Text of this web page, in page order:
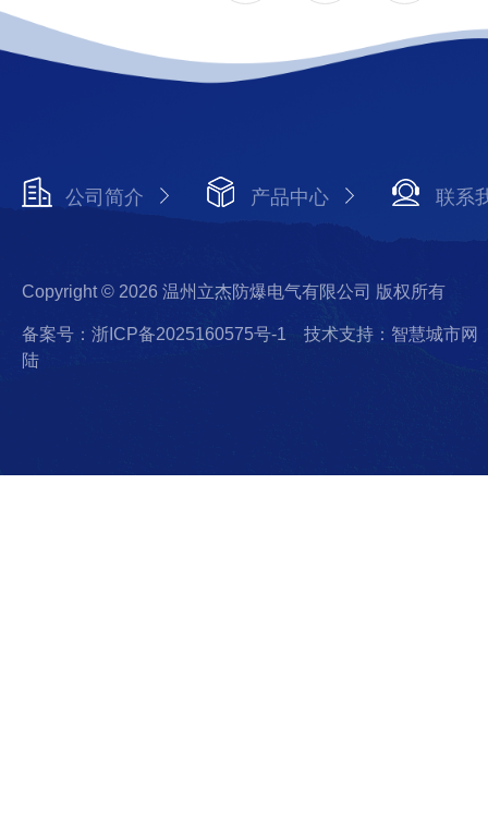
公司简介 产品中心 联系
Copyright © 2026 温州立杰防爆电气有限公司 版权所有
备案号：浙ICP备2025160575号-1
技术支持：智慧城市网
陆